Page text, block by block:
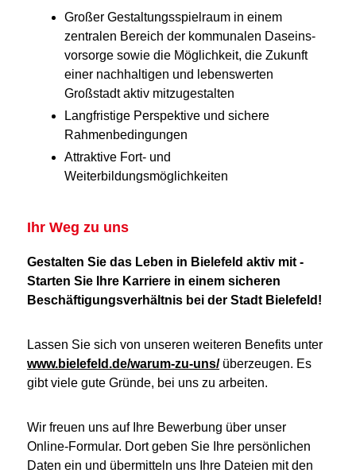
Großer Gestaltungsspielraum in einem
zentralen Bereich der kommunalen Daseins­
vorsorge sowie die Möglichkeit, die Zukunft
einer nachhaltigen und lebenswerten
Großstadt aktiv mitzugestalten
Langfristige Perspektive und sichere
Rahmenbedingungen
Attraktive Fort- und
Weiterbildungsmöglichkeiten
Ihr Weg zu uns
Gestalten Sie das Leben in Bielefeld aktiv mit -
Starten Sie Ihre Karriere in einem sicheren
Beschäftigungsverhältnis bei der Stadt Bielefeld!
Lassen Sie sich von unseren weiteren Benefits unter
www.bielefeld.de/warum-zu-uns/überzeugen. Es
gibt viele gute Gründe, bei uns zu arbeiten.
Wir freuen uns auf Ihre Bewerbung über unser
Online-Formular. Dort geben Sie Ihre persönlichen
Daten ein und übermitteln uns Ihre Dateien mit den